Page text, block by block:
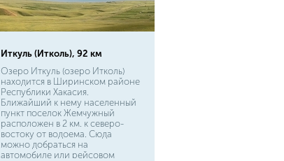
Иткуль (Итколь), 92 км
Озеро Иткуль (озеро Итколь)
находится в Ширинском районе
Республики Хакасия.
Ближайший к нему населенный
пункт поселок Жемчужный
расположен в 2 км. к северо-
востоку от водоема. Сюда
можно добраться на
автомобиле или рейсовом